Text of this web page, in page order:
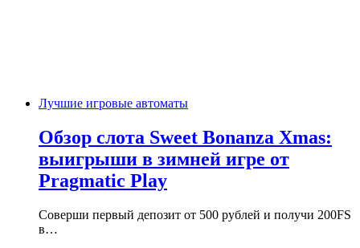
Лучшие игровые автоматы
Обзор слота Sweet Bonanza Xmas:
выигрыши в зимней игре от
Pragmatic Play
Соверши первый депозит от 500 рублей и получи 200FS
в…